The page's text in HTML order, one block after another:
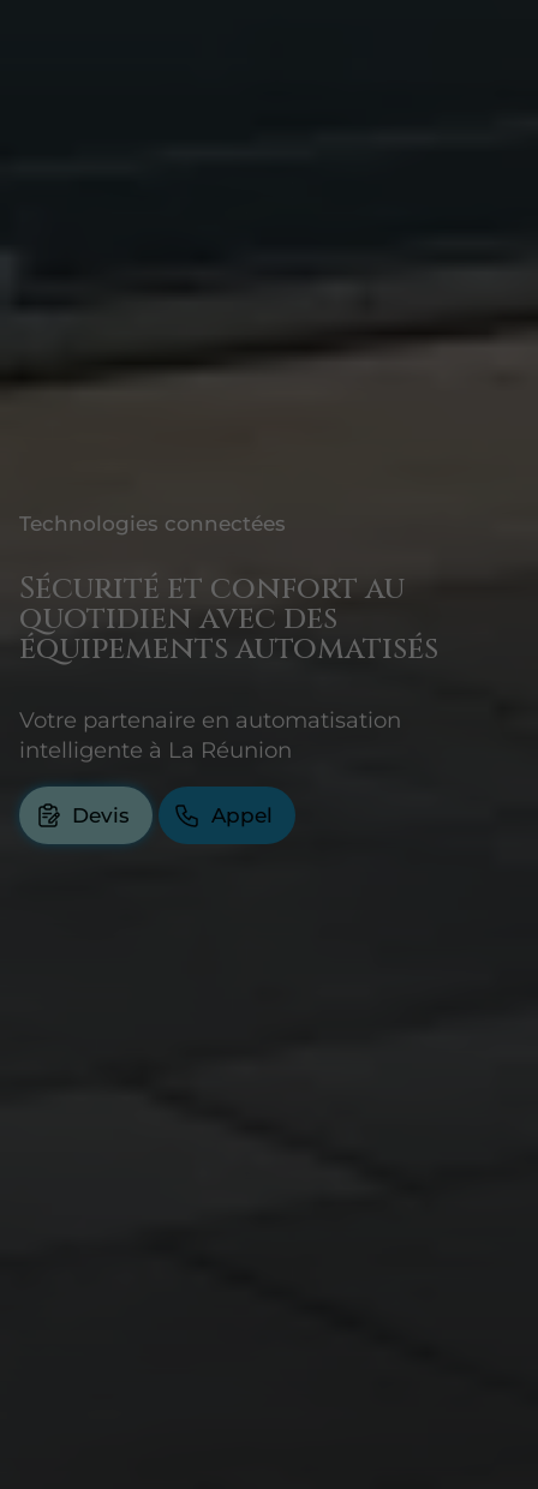
Technologies connectées
Sécurité et confort au
quotidien avec des
équipements automatisés
Votre partenaire en automatisation
intelligente à La Réunion
Devis Appel